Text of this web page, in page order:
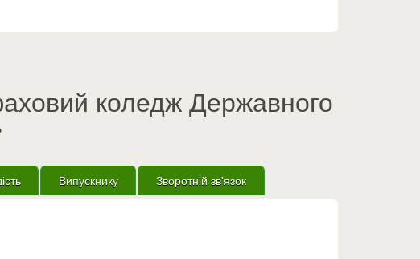
коледж Державного
Випускнику Зворотній зв'язок